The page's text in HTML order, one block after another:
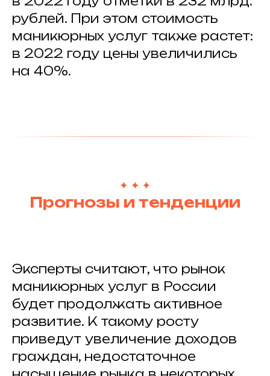
рублей. При этом стоимость
маникюрных услуг также растет:
в 2022 году цены увеличились
на 40%.
Прогнозы и тенденции
Эксперты считают, что рынок
маникюрных услуг в России
будет продолжать активное
развитие. К такому росту
приведут увеличение доходов
граждан, недостаточное